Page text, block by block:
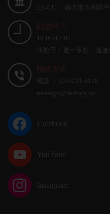
234011 新北市永和區中
開放時間
10:00-17:00
休館日：週一休館，逢連
聯絡方式
電話 ： 02-8231-6118
message@mwr.org.tw
Facebook
YouTube
Instagram